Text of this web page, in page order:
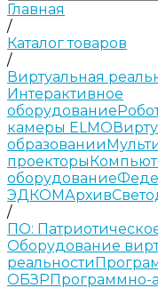
Главная
/
Каталог товаров
/
Виртуальная
Интерактивное
оборудование
камеры ELMO
образовании
проекторы
оборудование
ЭДКОМАрхив
/
ПО:
Оборудование
реальности
ОБЗРПрограммно-